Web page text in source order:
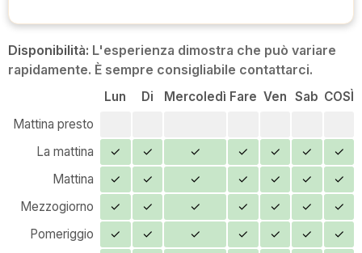
Disponibilità: L'esperienza dimostra che può variare
rapidamente. È sempre consigliabile contattarci.
Lun Di Mercoledì Fare Ven Sab COSÌ
Mattina presto
La mattina
✓ ✓ ✓ ✓ ✓ ✓
✓
Mattina
✓ ✓ ✓ ✓ ✓ ✓
✓
Mezzogiorno
✓ ✓ ✓ ✓ ✓ ✓
✓
Pomeriggio
✓ ✓ ✓ ✓ ✓ ✓
✓